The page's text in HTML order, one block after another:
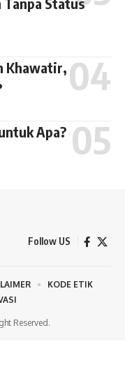
Khawatir,
Apa?
Follow US
Reserved.
KODE ETIK